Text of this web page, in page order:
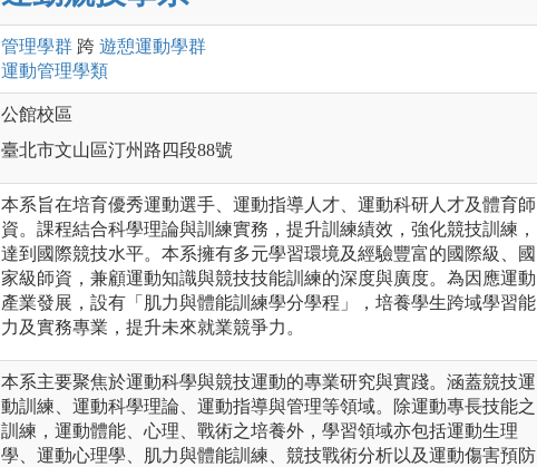
管理學群 跨 遊憩運動學群
運動管理學類
公館校區
臺北市文山區汀州路四段88號
本系旨在培育優秀運動選手、運動指導人才、運動科研人才及體育師
資。課程結合科學理論與訓練實務，提升訓練績效，強化競技訓練，
達到國際競技水平。本系擁有多元學習環境及經驗豐富的國際級、國
家級師資，兼顧運動知識與競技技能訓練的深度與廣度。為因應運動
產業發展，設有「肌力與體能訓練學分學程」，培養學生跨域學習能
力及實務專業，提升未來就業競爭力。
本系主要聚焦於運動科學與競技運動的專業研究與實踐。涵蓋競技運
動訓練、運動科學理論、運動指導與管理等領域。除運動專長技能之
訓練，運動體能、心理、戰術之培養外，學習領域亦包括運動生理
學、運動心理學、肌力與體能訓練、競技戰術分析以及運動傷害預防